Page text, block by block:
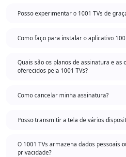
Posso experimentar o 1001 TVs de
Como faço para instalar o aplicativo
Quais são os planos de assinatura e as
oferecidos pela 1001 TVs?
Como cancelar minha assinatura?
Posso transmitir a tela de vários
O 1001 TVs armazena dados pessoais
privacidade?